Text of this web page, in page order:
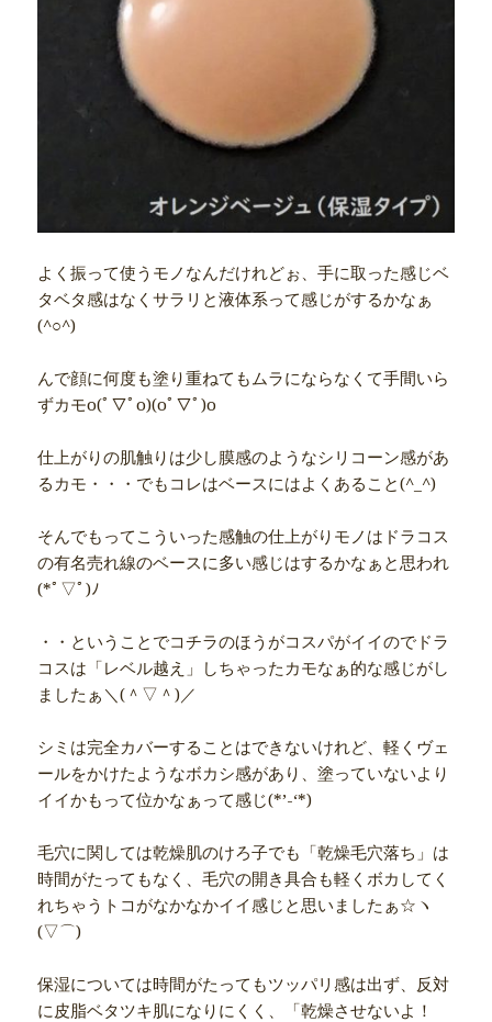
よく振って使うモノなんだけれどぉ、手に取った感じベ
タベタ感はなくサラリと液体系って感じがするかなぁ
(^○^)
んで顔に何度も塗り重ねてもムラにならなくて手間いら
ずカモo(ﾟ▽ﾟo)(oﾟ▽ﾟ)o
仕上がりの肌触りは少し膜感のようなシリコーン感があ
るカモ・・・でもコレはベースにはよくあること(^_^)
そんでもってこういった感触の仕上がりモノはドラコス
の有名売れ線のベースに多い感じはするかなぁと思われ
(*ﾟ▽ﾟ)ﾉ
・・ということでコチラのほうがコスパがイイのでドラ
コスは「レベル越え」しちゃったカモなぁ的な感じがし
ましたぁ＼(＾▽＾)／
シミは完全カバーすることはできないけれど、軽くヴェ
ールをかけたようなボカシ感があり、塗っていないより
イイかもって位かなぁって感じ(*’-‘*)
毛穴に関しては乾燥肌のけろ子でも「乾燥毛穴落ち」は
時間がたってもなく、毛穴の開き具合も軽くボカしてく
れちゃうトコがなかなかイイ感じと思いましたぁ☆ヽ
(▽⌒)
保湿については時間がたってもツッパリ感は出ず、反対
に皮脂ベタツキ肌になりにくく、「乾燥させないよ！